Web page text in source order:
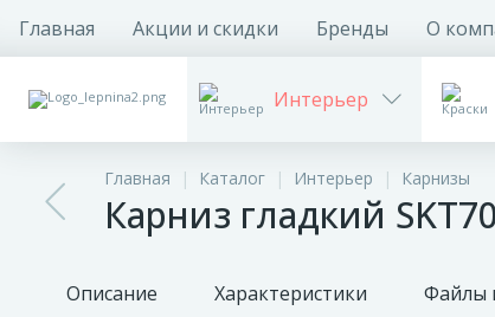
Главная Акции и скидки Бренды О
Интерьер
Главная Каталог Интерьер Карнизы
Карниз гладкий
Описание Характеристики Файлы